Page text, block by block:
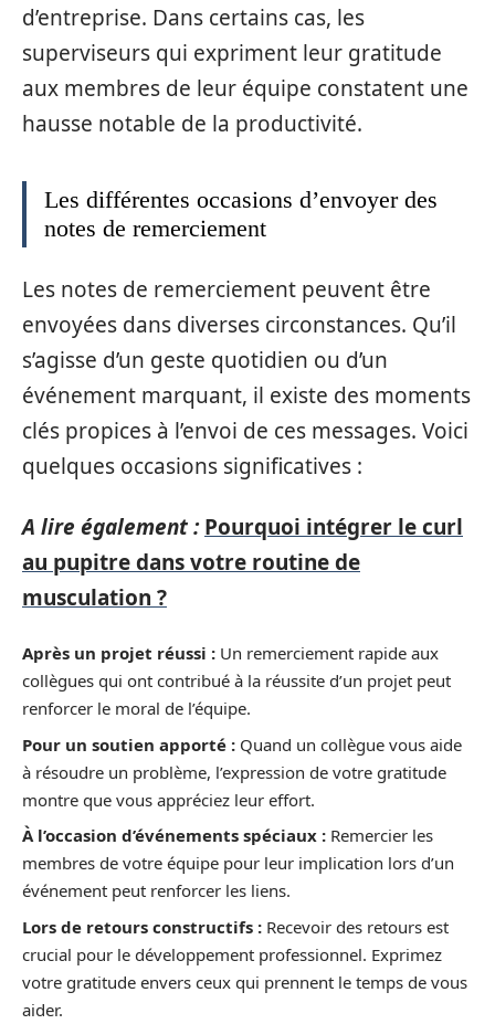
d’entreprise. Dans certains cas, les
superviseurs qui expriment leur gratitude
aux membres de leur équipe constatent une
hausse notable de la productivité.
Les différentes occasions d’envoyer des
notes de remerciement
Les notes de remerciement peuvent être
envoyées dans diverses circonstances. Qu’il
s’agisse d’un geste quotidien ou d’un
événement marquant, il existe des moments
clés propices à l’envoi de ces messages. Voici
quelques occasions significatives :
A lire également : Pourquoi intégrer le curl
au pupitre dans votre routine de
musculation ?
Après un projet réussi : Un remerciement rapide aux
collègues qui ont contribué à la réussite d’un projet peut
renforcer le moral de l’équipe.
Pour un soutien apporté : Quand un collègue vous aide
à résoudre un problème, l’expression de votre gratitude
montre que vous appréciez leur effort.
À l’occasion d’événements spéciaux : Remercier les
membres de votre équipe pour leur implication lors d’un
événement peut renforcer les liens.
Lors de retours constructifs : Recevoir des retours est
crucial pour le développement professionnel. Exprimez
votre gratitude envers ceux qui prennent le temps de vous
aider.